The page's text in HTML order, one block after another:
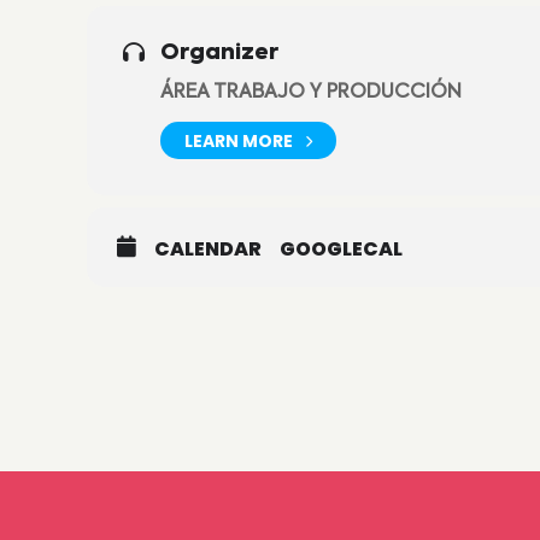
Organizer
ÁREA TRABAJO Y PRODUCCIÓN
LEARN MORE
CALENDAR GOOGLECAL